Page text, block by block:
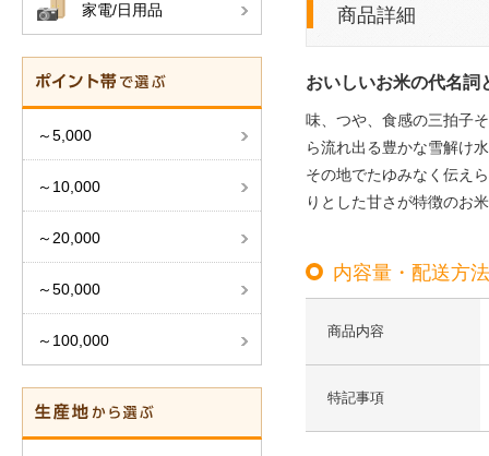
商品詳細
おいしいお米の代名詞
味、つや、食感の三拍子
ら流れ出る豊かな雪解け
その地でたゆみなく伝え
りとした甘さが特徴のお
内容量・配送方
商品内容
特記事項
家電/日用品
～5,000
～10,000
～20,000
～50,000
～100,000